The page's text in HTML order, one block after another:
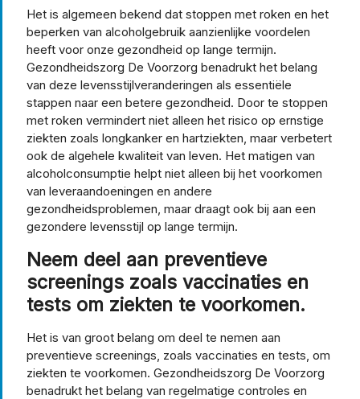
Het is algemeen bekend dat stoppen met roken en het
beperken van alcoholgebruik aanzienlijke voordelen
heeft voor onze gezondheid op lange termijn.
Gezondheidszorg De Voorzorg benadrukt het belang
van deze levensstijlveranderingen als essentiële
stappen naar een betere gezondheid. Door te stoppen
met roken vermindert niet alleen het risico op ernstige
ziekten zoals longkanker en hartziekten, maar verbetert
ook de algehele kwaliteit van leven. Het matigen van
alcoholconsumptie helpt niet alleen bij het voorkomen
van leveraandoeningen en andere
gezondheidsproblemen, maar draagt ook bij aan een
gezondere levensstijl op lange termijn.
Neem deel aan preventieve
screenings zoals vaccinaties en
tests om ziekten te voorkomen.
Het is van groot belang om deel te nemen aan
preventieve screenings, zoals vaccinaties en tests, om
ziekten te voorkomen. Gezondheidszorg De Voorzorg
benadrukt het belang van regelmatige controles en